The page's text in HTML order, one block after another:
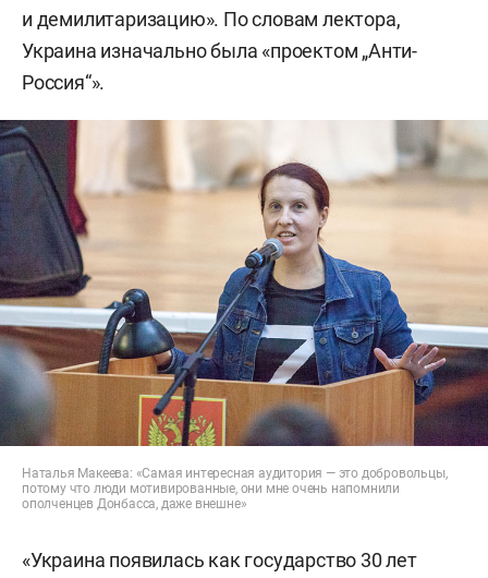
и демилитаризацию». По словам лектора,
Украина изначально была «проектом „Анти-
Россия“».
Наталья Макеева: «Самая интересная аудитория — это добровольцы,
потому что люди мотивированные, они мне очень напомнили
ополченцев Донбасса, даже внешне»
«Украина появилась как государство 30 лет